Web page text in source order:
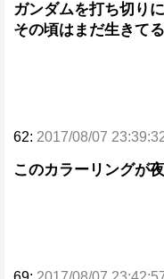
ガンダムを打ち切り
その頃はまだ生きてる
62: 2017/08/07
このカラーリングが